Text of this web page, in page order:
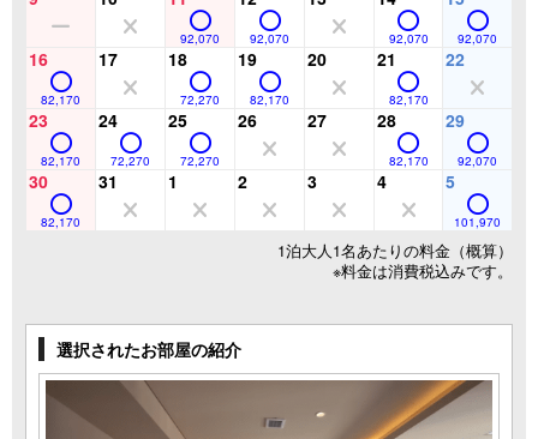
92,070 92,070 92,070 92,070
16
82,170
17 18
72,270
19
82,170
20 21
82,170
22
23
82,170
24
72,270
25
72,270
26 27 28
82,170
29
92,070
30
82,170
31 1 2 3 4 5
101,970
1泊大人1名あたりの料金（概算）
※料金は消費税込みです。
選択されたお部屋の紹介